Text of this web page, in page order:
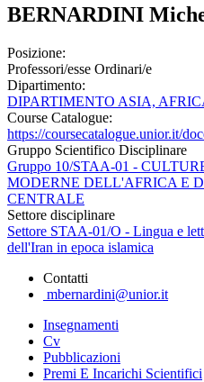
BERNARDINI
Posizione:
Professori/esse Ordinari/e
Dipartimento:
DIPARTIMENTO ASIA,
Course Catalogue:
https://coursecatalogue.unior.it/
Gruppo Scientifico Disciplinare
Gruppo 10/STAA-01 -
MODERNE DELL'AFRICA E
CENTRALE
Settore disciplinare
Settore STAA-01/O - Lingua e
dell'Iran in epoca islamica
Contatti
mbernardini@unior.it
Insegnamenti
Cv
Pubblicazioni
Premi E Incarichi Scientifici